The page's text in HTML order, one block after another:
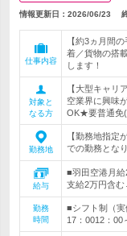
情報更新日：2026/06/23
仕事内容
【約3ヵ月間
着／貨物の搭
します！
対象と
なる方
【大型キャリ
空業界に興味
OK★要普通免
勤務地
【勤務地指定
での勤務とな
給与
■羽田空港月
支給2万円含
勤務
時間
■シフト制（実
17：0012：00